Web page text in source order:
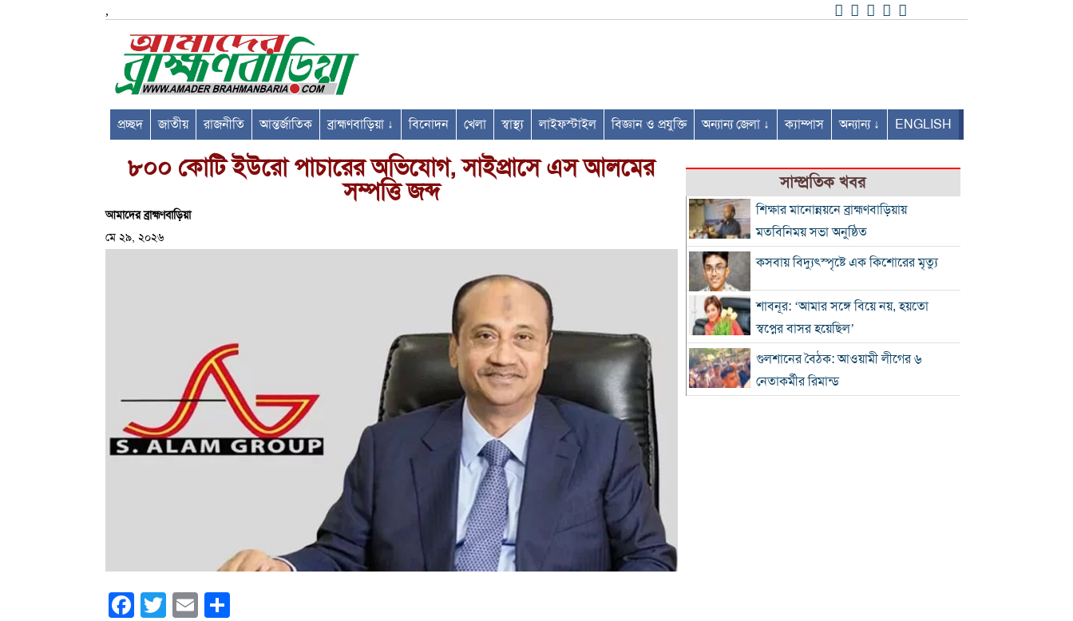
,
প্রচ্ছদ জাতীয় রাজনীতি আন্তর্জাতিক ব্রাহ্মণবাড়িয়া ↓ বিনোদন খেলা স্বাস্থ্য লাইফস্টাইল বিজ্ঞান ও প্রযুক্তি অন্যান্য জেলা ↓ ক্যাম্পাস অন্যান্য ↓ ENGLISH
৮০০ কোটি ইউরো পাচারের অভিযোগ, সাইপ্রাসে এস আলমের
সম্পত্তি জব্দ
আমাদের ব্রাহ্মণবাড়িয়া
মে ২৯, ২০২৬
Facebook
Twitter Email
সাম্প্রতিক খবর
শিক্ষার মানোন্নয়নে ব্রাহ্মণবাড়িয়ায়
মতবিনিময় সভা অনুষ্ঠিত
কসবায় বিদ্যুৎস্পৃষ্টে এক কিশোরের মৃত্যু
শাবনূর: ‘আমার সঙ্গে বিয়ে নয়, হয়তো
স্বপ্নের বাসর হয়েছিল’
গুলশানের বৈঠক: আওয়ামী লীগের ৬
নেতাকর্মীর রিমান্ড